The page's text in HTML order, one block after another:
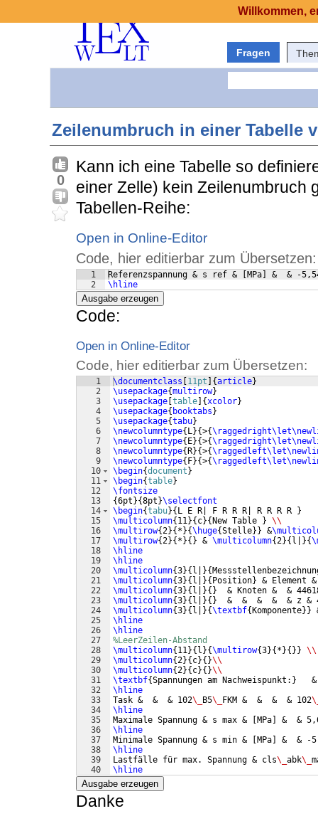
Fragen
Zeilenumbruch in einer Tabelle
0
Kann ich eine Tabelle so
einer Zelle) kein Zeilenumbruch
Tabellen-Reihe:
Open in Online-Editor
Code, hier editierbar zum Übersetzen:
1
2
Referenzspannung & s ref & MPa
&  & -
\hline
Ausgabe erzeugen
Code:
Open in Online-Editor
Code, hier editierbar zum Übersetzen:
1
2
3
4
5
6
7
8
9
10
11
12
13
14
15
16
17
18
19
20
21
22
23
24
25
26
27
28
29
30
31
32
33
34
35
36
37
38
39
40
41
\documentclass 11pt {article}
\usepackage{multirow}
\usepackage table {xcolor}
\usepackage{ booktabs }
\usepackage{tabu}
\newcolumntype{ L}{>{
\newcolumntype{ E}{>{
\newcolumntype{ R}{>{
\newcolumntype{ F}{>{
\begin{document }
\begin{table}
\fontsize
{6pt }{8pt }\selectfont
\begin{tabu}{ L E R| F R R R| R R R R
}
\multicolumn{ 11}{ c}{ New Table } \\
\multirow{2}{ * }{\huge{Stelle}} &
\multirow{2}{ * }{ } & \multicolumn{2}{ l| }{
\hline
\hline
\multicolumn{3}{ l| }{
\multicolumn{3}{ l| }{ Position} & Element
\multicolumn{3}{ l| }{ }
& Knoten &  &
\multicolumn{3}{ l| }{ }
&  &  &  &  & z
\multicolumn{3}{ l| }{\textbf{ Komponente}}
\hline
\hline
%LeerZeilen-Abstand
\multicolumn{ 11}{ l }{\multirow{3}{ * }{ }} \\
\multicolumn{2}{ c}{ }\\
\multicolumn{2}{ c}{ }\\
\textbf{Spannungen am Nachweispunkt: }
\hline
Task &  &  & 102\_ B5\_ FKM &  &  &  & 102
\hline
Maximale Spannung & s max &
MPa
&  &
\hline
Minimale Spannung & s min &
MPa
&  & -
\hline
Lastfälle für max. Spannung & cls\_ abk\_
\hline
Lastfälle für min. Spannung & cls
Ausgabe erzeugen
Danke
Willkommen,